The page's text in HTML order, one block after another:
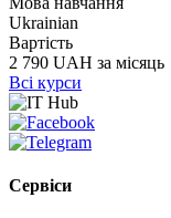
Ukrainian
Вартість
2 790 UAH за місяць
Всі курси
Сервіси